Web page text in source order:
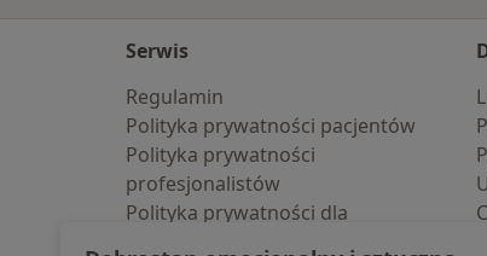
Serwis
Regulamin
Polityka prywatności pacjentów
Polityka prywatności
profesjonalistów
Polityka prywatności dla